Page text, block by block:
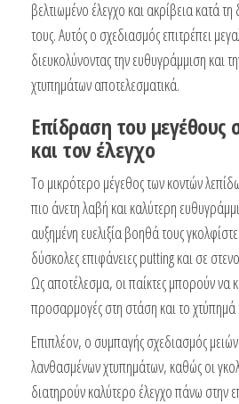
βελτιωμένο έλεγχο και ακρίβεια κατά
τους. Αυτός ο σχεδιασμός επιτρέπει
διευκολύνοντας την ευθυγράμμιση και
χτυπημάτων αποτελεσματικά.
Επίδραση του μεγέθους
και τον έλεγχο
Το μικρότερο μέγεθος των κοντών
πιο άνετη λαβή και καλύτερη
αυξημένη ευελιξία βοηθά τους
δύσκολες επιφάνειες putting και σε
Ως αποτέλεσμα, οι παίκτες μπορούν να
προσαρμογές στη στάση και το χτύπημά
Επιπλέον, ο συμπαγής σχεδιασμός
λανθασμένων χτυπημάτων, καθώς οι
διατηρούν καλύτερο έλεγχο πάνω στην